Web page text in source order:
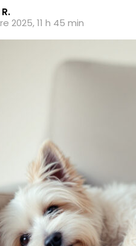
2025, 11 h 45 min